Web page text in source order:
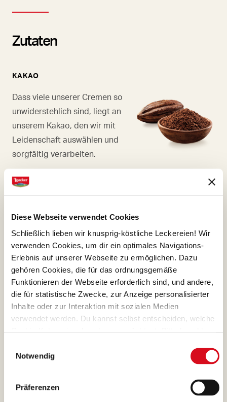
Diese Webseite verwendet Cookies
Schließlich lieben wir knusprig-köstliche Leckereien! Wir
verwenden Cookies, um dir ein optimales Navigations-
Erlebnis auf unserer Webseite zu ermöglichen. Dazu
gehören Cookies, die für das ordnungsgemäße
Funktionieren der Webseite erforderlich sind, und andere,
die für statistische Zwecke, zur Anzeige personalisierter
Inhalte oder zur Interaktion mit sozialen Medien
verwendet werden. Du kannst selbst entscheiden, welche
einige Funktionalitäten der Webseite möglicherweise
Notwendig
Präferenzen
Zutaten
KAKAO
Dass viele unserer Cremen so
unwiderstehlich sind, liegt an
unserem Kakao, den wir mit
Leidenschaft auswählen und
sorgfältig verarbeiten.
SCHOKOLADE
Ihr harmonisches Bouquet
und ihr unwiderstehlicher
Geschmack sind das
Ergebnis der sorgfältigen
Auswahl der Kakaobohnen.
MILCHSCHOKOLADE